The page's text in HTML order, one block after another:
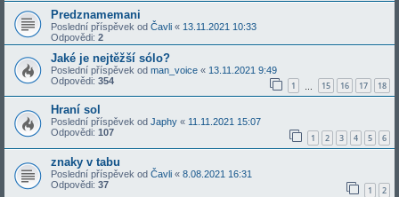
Predznamemani
Poslední příspěvek od Čavli « 13.11.2021 10:33
Odpovědi: 2
Jaké je nejtěžší sólo?
Poslední příspěvek od man_voice « 13.11.2021 9:49
Odpovědi: 354 1 15 16 17 18
Hraní sol
Poslední příspěvek od Japhy « 11.11.2021 15:07
Odpovědi: 107 1 2 3 4 5 6
znaky v tabu
Poslední příspěvek od Čavli « 8.08.2021 16:31
Odpovědi: 37 1 2